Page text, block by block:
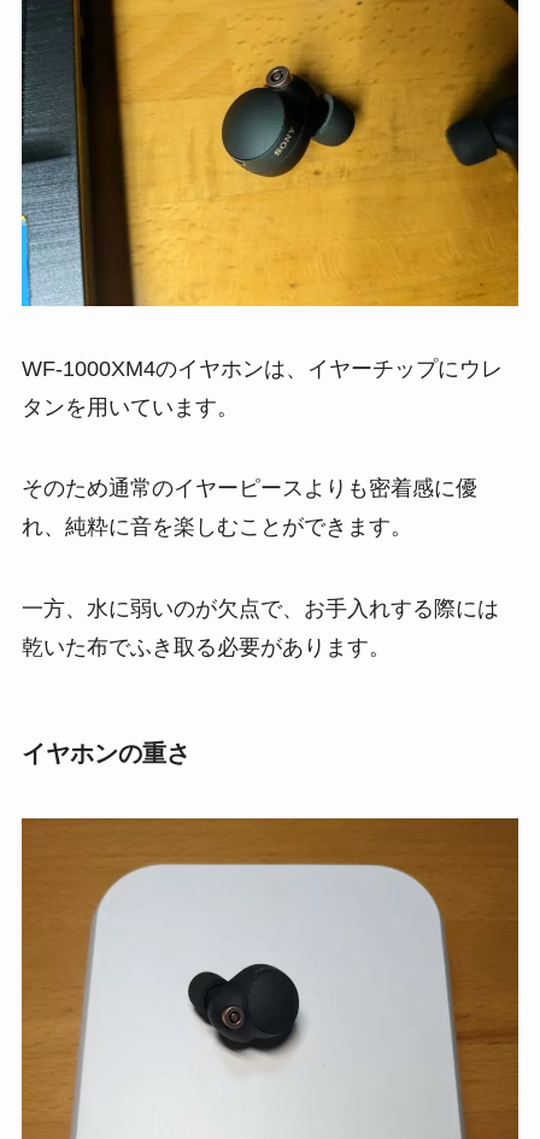
WF-1000XM4のイヤホンは、イヤーチップにウレ
タンを用いています。
そのため通常のイヤーピースよりも密着感に優
れ、純粋に音を楽しむことができます。
一方、水に弱いのが欠点で、お手入れする際には
乾いた布でふき取る必要があります。
イヤホンの重さ